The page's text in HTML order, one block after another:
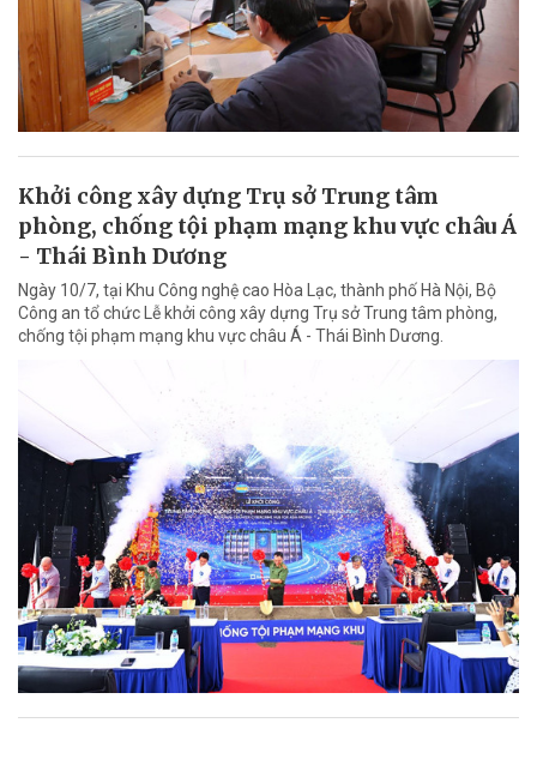
Khởi công xây dựng Trụ sở Trung tâm
phòng, chống tội phạm mạng khu vực châu Á
- Thái Bình Dương
Ngày 10/7, tại Khu Công nghệ cao Hòa Lạc, thành phố Hà Nội, Bộ
Công an tổ chức Lễ khởi công xây dựng Trụ sở Trung tâm phòng,
chống tội phạm mạng khu vực châu Á - Thái Bình Dương.